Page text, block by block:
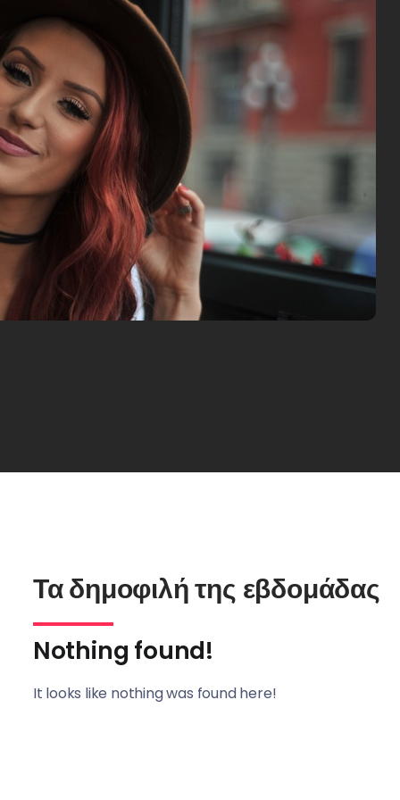
Τα δημοφιλή της εβδομάδας
Nothing found!
It looks like nothing was found here!